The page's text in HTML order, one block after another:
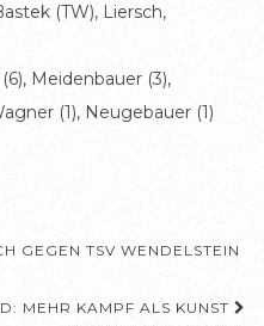
(TW), Liersch,
Meidenbauer (3),
(1), Neugebauer (1)
GEGEN TSV WENDELSTEIN
MEHR KAMPF ALS KUNST